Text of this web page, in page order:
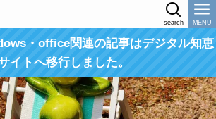
search MENU
・office関連の記事はデジタル知恵
イトへ移行しました。